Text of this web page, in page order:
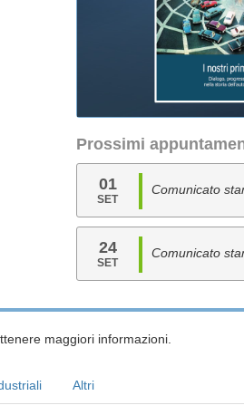
Prossimi
01
SET
Comunicato
24
SET
Comunicato
maggiori informazioni.
Altri